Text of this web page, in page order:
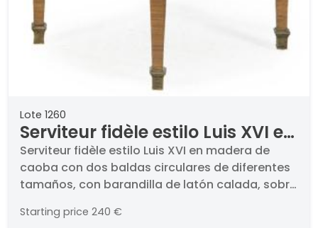
Lote 1260
Serviteur fidèle estilo Luis XVI en
madera de caoba con dos
baldas circulares de diferentes
tamaños, con barandilla de
latón calada, sobre patas
Serviteur fidèle estilo Luis XVI en madera de
caoba con dos baldas circulares de diferentes
tamaños, con barandilla de latón calada, sobre
Medidas: 76 x 43 cm
Starting price 240 €